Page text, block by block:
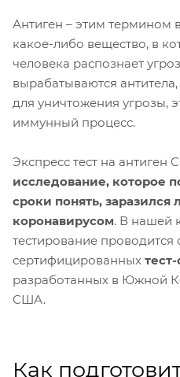
Антиген – этим термином
какое-либо вещество, в
человека распознает
вырабатываются
для уничтожения угрозы,
иммунный процесс.
Экспресс тест на антиген
исследование, которое
сроки понять, заразился
коронавирусом. В нашей
тестирование
сертифицированных
разработанных в Южной
США.
Как